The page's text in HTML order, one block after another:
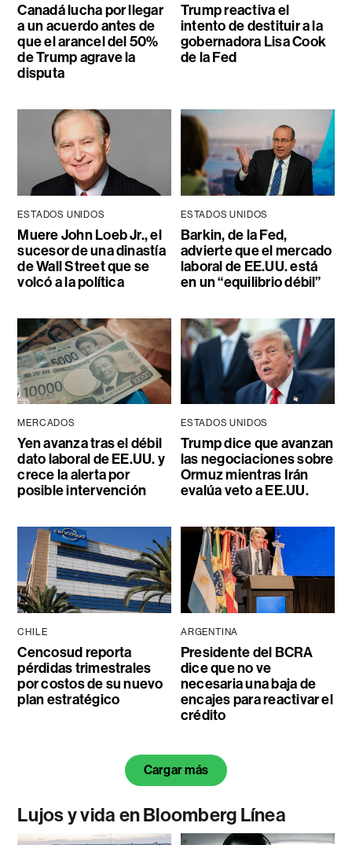
Canadá lucha por llegar
a un acuerdo antes de
que el arancel del 50%
de Trump agrave la
disputa
Trump reactiva el
intento de destituir a la
gobernadora Lisa Cook
de la Fed
ESTADOS UNIDOS
Muere John Loeb Jr., el
sucesor de una dinastía
de Wall Street que se
volcó a la política
ESTADOS UNIDOS
Barkin, de la Fed,
advierte que el mercado
laboral de EE.UU. está
en un “equilibrio débil”
MERCADOS
Yen avanza tras el débil
dato laboral de EE.UU. y
crece la alerta por
posible intervención
ESTADOS UNIDOS
Trump dice que avanzan
las negociaciones sobre
Ormuz mientras Irán
evalúa veto a EE.UU.
CHILE
Cencosud reporta
pérdidas trimestrales
por costos de su nuevo
plan estratégico
ARGENTINA
Presidente del BCRA
dice que no ve
necesaria una baja de
encajes para reactivar el
crédito
Cargar más
Lujos y vida en Bloomberg Línea